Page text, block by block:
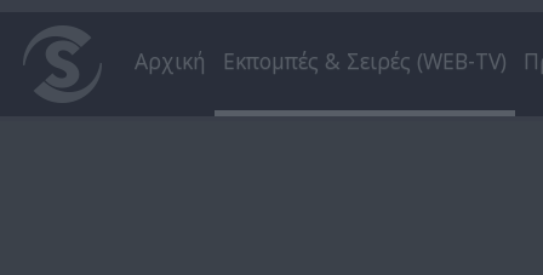
Αρχική Εκπομπές & Σειρές (WEB-TV)